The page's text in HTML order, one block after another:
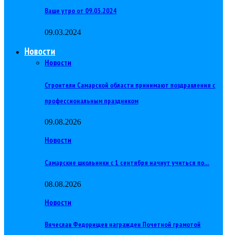
Ваше утро от 09.03.2024
09.03.2024
Новости
Новости
Строители Самарской области принимают поздравления с
профессиональным праздником
09.08.2026
Новости
Самарские школьники с 1 сентября начнут учиться по…
08.08.2026
Новости
Вячеслав Федорищев награжден Почетной грамотой